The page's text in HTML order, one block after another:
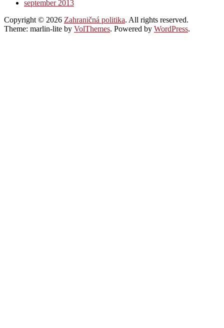
september 2013
Copyright © 2026 Zahraničná politika. All rights reserved.
Theme: marlin-lite by VolThemes. Powered by WordPress.